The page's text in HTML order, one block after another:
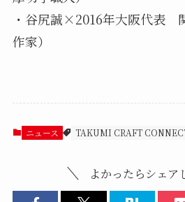
・谷尻誠×2016年大阪代表
作家）
ニュース TAKUMI CRAFT
よかったらシェア